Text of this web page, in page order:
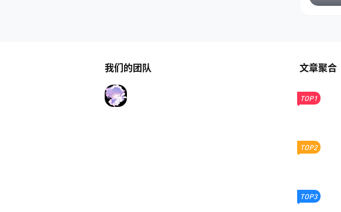
我们的团队 文章聚合
TOP1
TOP2
TOP3